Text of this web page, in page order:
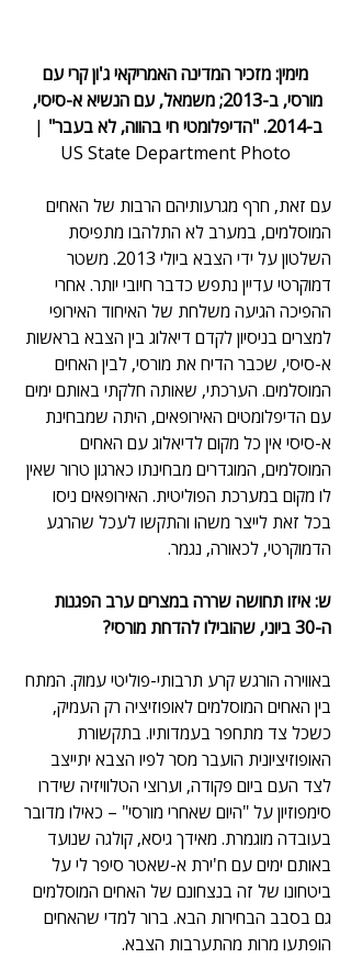
מימין: מזכיר המדינה האמריקאי ג'ון קרי עם
מורסי, ב-2013; משמאל, עם הנשיא א-סיסי,
ב-2014. "הדיפלומטי חי בהווה, לא בעבר"
|
US State Department Photo
עם זאת, חרף מגרעותיהם הרבות של האחים
המוסלמים, במערב לא התלהבו מתפיסת
השלטון על ידי הצבא ביולי 2013. משטר
דמוקרטי עדיין נתפש כדבר חיובי יותר. אחרי
ההפיכה הגיעה משלחת של האיחוד האירופי
למצרים בניסיון לקדם דיאלוג בין הצבא בראשות
א-סיסי, שכבר הדיח את מורסי, לבין האחים
המוסלמים. הערכתי, שאותה חלקתי באותם ימים
עם הדיפלומטים האירופאים, היתה שמבחינת
א-סיסי אין כל מקום לדיאלוג עם האחים
המוסלמים, המוגדרים מבחינתו כארגון טרור שאין
לו מקום במערכת הפוליטית. האירופאים ניסו
בכל זאת לייצר משהו והתקשו לעכל שהרגע
הדמוקרטי, לכאורה, נגמר.
ש: איזו תחושה שררה במצרים ערב הפגנות
ה-30 ביוני, שהובילו להדחת מורסי?
באווירה הורגש קרע תרבותי-פוליטי עמוק. המתח
בין האחים המוסלמים לאופוזיציה רק העמיק,
כשכל צד מתחפר בעמדותיו. בתקשורת
האופוזיציונית הועבר מסר לפיו הצבא יתייצב
לצד העם ביום פקודה, וערוצי הטלוויזיה שידרו
סימפוזיון על "היום שאחרי מורסי" – כאילו מדובר
בעובדה מוגמרת. מאידך גיסא, קולגה שנועד
באותם ימים עם ח'ירת א-שאטר סיפר לי על
ביטחונו של זה בנצחונם של האחים המוסלמים
גם בסבב הבחירות הבא. ברור למדי שהאחים
הופתעו מרות מהתערבות הצבא.